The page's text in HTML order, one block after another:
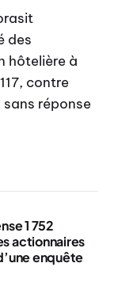
des
hôtelière à
contre
réponse
1 752
actionnaires
enquête